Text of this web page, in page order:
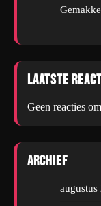
Laatste
Geen reacties
Archief
augustus